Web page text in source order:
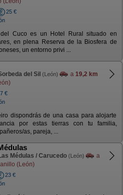
25 €
Cuco es un Hotel Rural situado en
en plena Reserva de la Biosfera de
un entorno privi ...
del Sil (León) a 19,2 km
€
dispondrás de una casa para alojarte
por estas tierras con tu familia,
as, pareja, ...
Médulas / Carucedo (León)
a
(León)
23 €